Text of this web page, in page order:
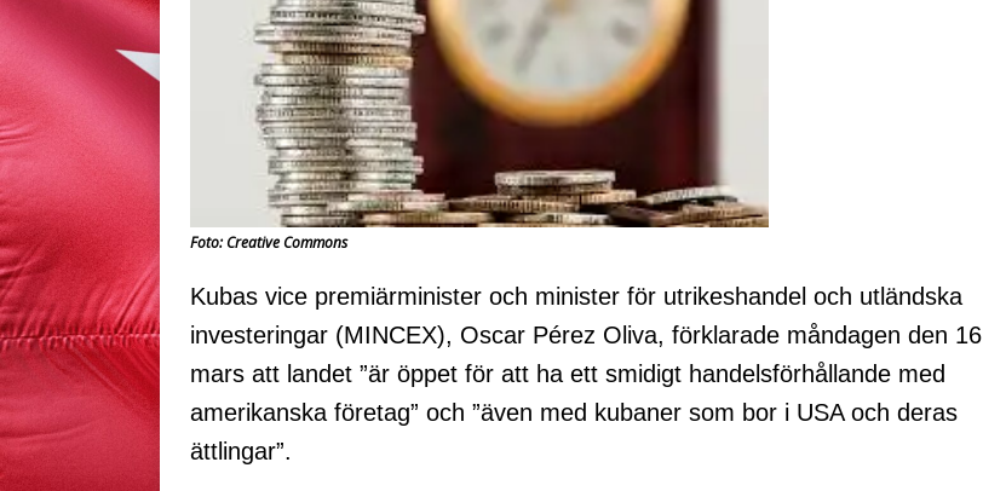
Foto: Creative Commons
Kubas vice premiärminister och minister för utrikeshandel och utländska
investeringar (MINCEX), Oscar Pérez Oliva, förklarade måndagen den 16
mars att landet ”är öppet för att ha ett smidigt handelsförhållande med
amerikanska företag” och ”även med kubaner som bor i USA och deras
ättlingar”.